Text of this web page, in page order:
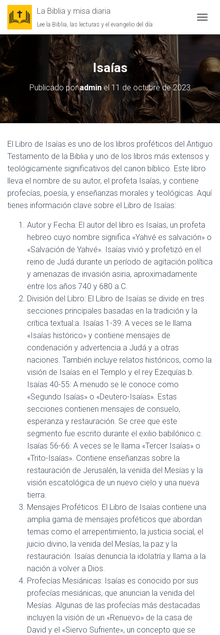
La Biblia y misa diaria
Lee la Biblia, las lecturas y el evangelio del día
Isaías
Publicado poradminel 11 de octubre de 2023
El Libro de Isaías es uno de los libros proféticos del Antiguo
Testamento de la Biblia y uno de los libros más extensos y
teológicamente significativos del canon bíblico. Este libro
lleva el nombre de su autor, el profeta Isaías, y contiene
profecías, poesía, y enseñanzas morales y teológicas. Aquí
tienes información clave sobre el Libro de Isaías:
Autor y Fecha: El autor del libro es Isaías, un profeta
hebreo cuyo nombre significa «Yahvé es salvación» o
«Salvación de Yahvé». Isaías vivió y profetizó en el
reino de Judá durante un período de agitación política
y amenazas de invasión asiria, aproximadamente
entre los años 740 y 680 a.C.
División del Libro: El Libro de Isaías se divide en tres
secciones principales basadas en la tradición y la
crítica textual:a. Isaías 1-39: A veces se le llama
«Isaías histórico» y contiene mensajes de
condenación y advertencia a Judá y a otras
naciones. También incluye relatos históricos, como la
visión de Isaías en el Templo y el rey Ezequías.b.
Isaías 40-55: A menudo se le conoce como
«Segundo Isaías» o «Deutero-Isaías». Estas
secciones contienen mensajes de consuelo,
esperanza y restauración. Se cree que este
segmento fue escrito durante el exilio babilónico.c.
Isaías 56-66: A veces se le llama «Tercer Isaías» o
«Trito-Isaías». Contiene enseñanzas sobre la
restauración de Jerusalén, la venida del Mesías y la
visión escatológica de un nuevo cielo y una nueva
tierra.
Mensajes Proféticos: El Libro de Isaías contiene una
amplia gama de mensajes proféticos que abordan
temas como el arrepentimiento, la justicia social, el
juicio divino, la venida del Mesías, la paz y la
restauración. Isaías denuncia la idolatría y llama a la
nación a volver a Dios.
Profecías Mesiánicas: Isaías es conocido por sus
profecías mesiánicas, que anuncian la venida del
Mesías. Algunas de las profecías más destacadas
incluyen la visión de un «Renuevo» de la casa de
David y el «Siervo Sufriente», un concepto que se